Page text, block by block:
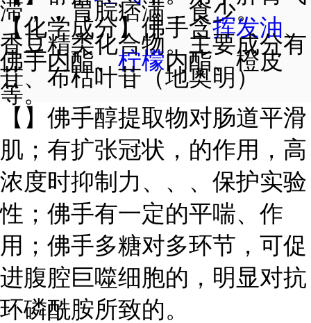
滞，，胃脘痞满，食少。
【化学成分】佛手含挥发油、
香豆精类化合物。主要成分有
佛手内酯、柠檬内酯、橙皮
苷、布枯叶苷（地奥明）
等。
【 】 佛手醇提取物对肠道平滑
肌；有扩张冠状，的作用，高
浓度时抑制力、、、保护实验
性；佛手有一定的平喘、作
用；佛手多糖对多环节，可促
进腹腔巨噬细胞的，明显对抗
环磷酰胺所致的。